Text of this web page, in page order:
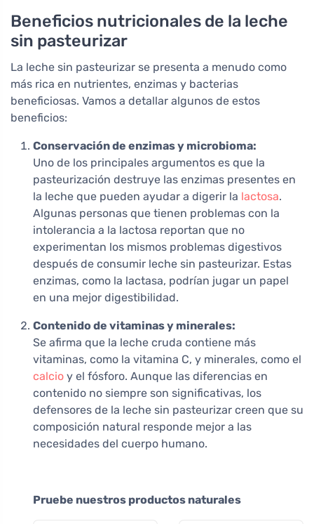
Beneficios nutricionales de la leche
sin pasteurizar
La leche sin pasteurizar se presenta a menudo como
más rica en nutrientes, enzimas y bacterias
beneficiosas. Vamos a detallar algunos de estos
beneficios:
Conservación de enzimas y microbioma:
Uno de los principales argumentos es que la
pasteurización destruye las enzimas presentes en
la leche que pueden ayudar a digerir la lactosa.
Algunas personas que tienen problemas con la
intolerancia a la lactosa reportan que no
experimentan los mismos problemas digestivos
después de consumir leche sin pasteurizar. Estas
enzimas, como la lactasa, podrían jugar un papel
en una mejor digestibilidad.
Contenido de vitaminas y minerales:
Se afirma que la leche cruda contiene más
vitaminas, como la vitamina C, y minerales, como el
calcio y el fósforo. Aunque las diferencias en
contenido no siempre son significativas, los
defensores de la leche sin pasteurizar creen que su
composición natural responde mejor a las
necesidades del cuerpo humano.
Pruebe nuestros productos naturales